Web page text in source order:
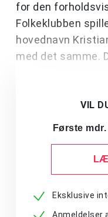
for den
Folkeklubben
hovednavn
med det samme.
VIL
Første
Eksklusive
Anmeldelser